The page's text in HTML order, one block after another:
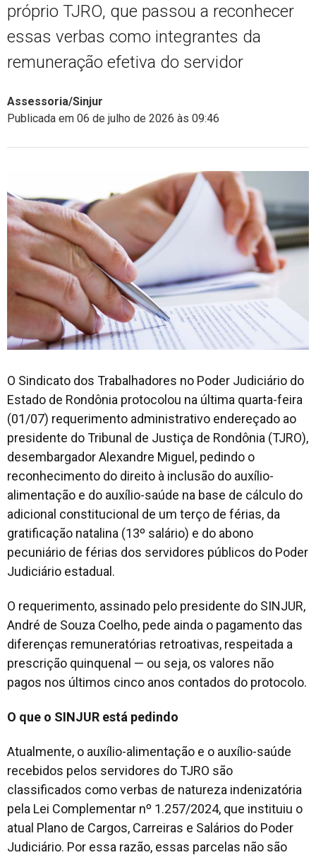
próprio TJRO, que passou a reconhecer
essas verbas como integrantes da
remuneração efetiva do servidor
Assessoria/Sinjur
Publicada em 06 de julho de 2026 às 09:46
O Sindicato dos Trabalhadores no Poder Judiciário do
Estado de Rondônia protocolou na última quarta-feira
(01/07) requerimento administrativo endereçado ao
presidente do Tribunal de Justiça de Rondônia (TJRO),
desembargador Alexandre Miguel, pedindo o
reconhecimento do direito à inclusão do auxílio-
alimentação e do auxílio-saúde na base de cálculo do
adicional constitucional de um terço de férias, da
gratificação natalina (13º salário) e do abono
pecuniário de férias dos servidores públicos do Poder
Judiciário estadual.
O requerimento, assinado pelo presidente do SINJUR,
André de Souza Coelho, pede ainda o pagamento das
diferenças remuneratórias retroativas, respeitada a
prescrição quinquenal — ou seja, os valores não
pagos nos últimos cinco anos contados do protocolo.
O que o SINJUR está pedindo
Atualmente, o auxílio-alimentação e o auxílio-saúde
recebidos pelos servidores do TJRO são
classificados como verbas de natureza indenizatória
pela Lei Complementar nº 1.257/2024, que instituiu o
atual Plano de Cargos, Carreiras e Salários do Poder
Judiciário. Por essa razão, essas parcelas não são